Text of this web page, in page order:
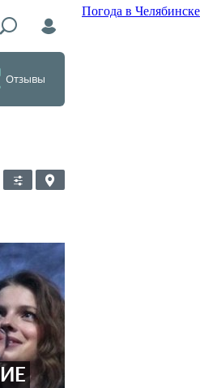
Погода в Челябинске
Отзывы